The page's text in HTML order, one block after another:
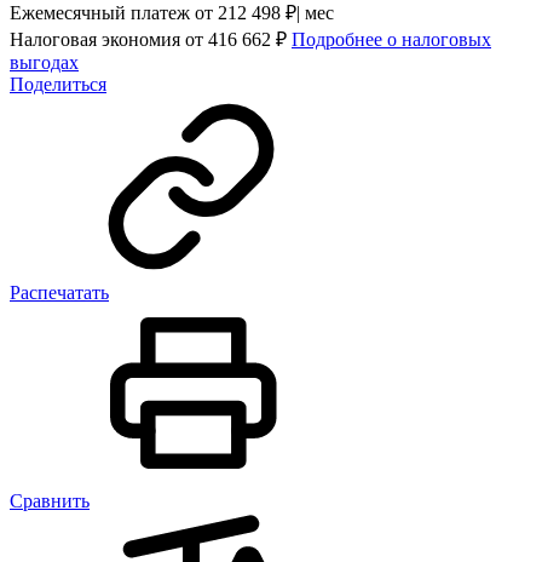
Ежемесячный платеж от 212 498 ₽| мес
Налоговая экономия от 416 662 ₽ Подробнее о налоговых
выгодах
Поделиться
Распечатать
Сравнить